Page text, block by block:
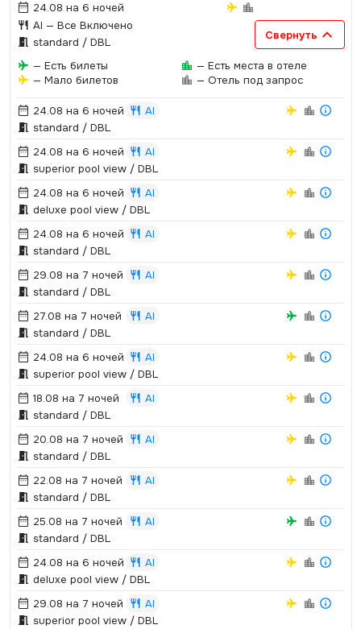
24.08 на 6 ночей
AI — Все Включено
standard / DBL
Свернуть
— Есть билеты
— Мало билетов
— Есть места в отеле
— Отель под запрос
24.08 на 6 ночей
AI
standard / DBL
24.08 на 6 ночей
AI
superior pool view / DBL
24.08 на 6 ночей
AI
deluxe pool view / DBL
24.08 на 6 ночей
AI
standard / DBL
29.08 на 7 ночей
AI
standard / DBL
27.08 на 7 ночей
AI
standard / DBL
24.08 на 6 ночей
AI
superior pool view / DBL
18.08 на 7 ночей
AI
standard / DBL
20.08 на 7 ночей
AI
standard / DBL
22.08 на 7 ночей
AI
standard / DBL
25.08 на 7 ночей
AI
standard / DBL
24.08 на 6 ночей
AI
deluxe pool view / DBL
29.08 на 7 ночей
AI
superior pool view / DBL